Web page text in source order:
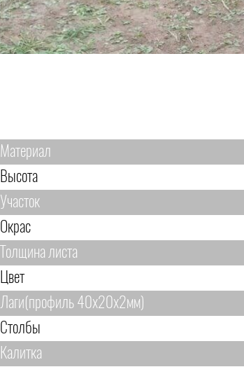
Материал
Высота
Участок
Окрас
Толщина листа
Цвет
Лаги(профиль 40х20х2мм)
Столбы
Калитка